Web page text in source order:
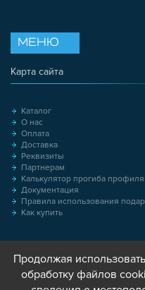
МЕНЮ
Карта сайта
Каталог
О нас
Оплата
Доставка
Реквизиты
Партнерам
Калькулятор прогиба профиля
Документация
Правила использования
Как купить
Продолжая
обработку файлов